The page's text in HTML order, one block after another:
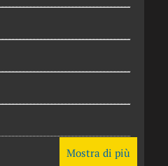
Mostra di più